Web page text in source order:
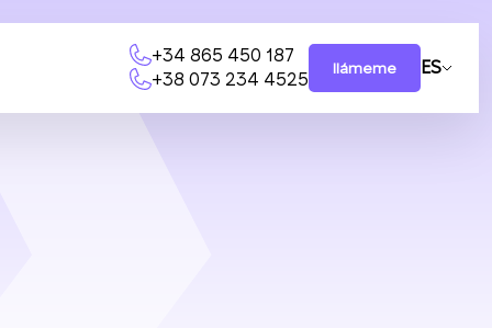
+34 865 450 187
+38 073 234 4525
llámeme ES